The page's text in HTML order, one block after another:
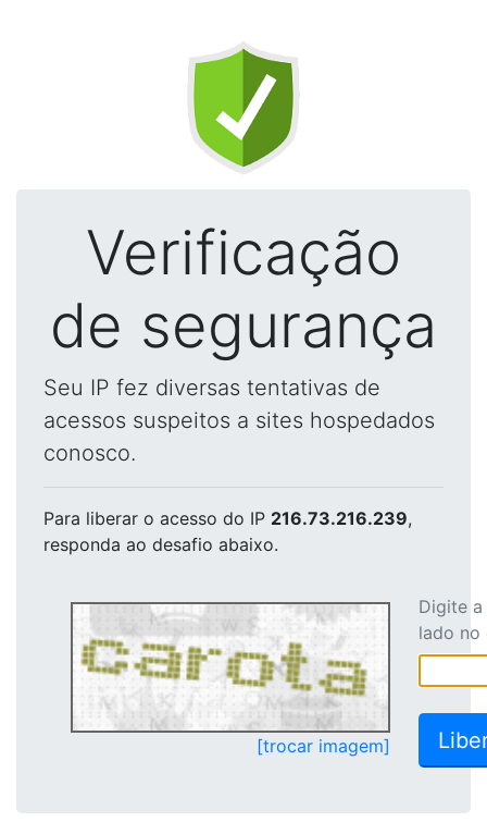
Verificação
de segurança
Seu IP fez diversas tentativas de
acessos suspeitos a sites hospedados
conosco.
Para liberar o acesso do IP 216.73.216.239,
responda ao desafio abaixo.
[trocar imagem]
Digite
lado no